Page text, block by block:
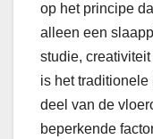
op het principe
alleen een
studie,
is het
deel van de
beperkende